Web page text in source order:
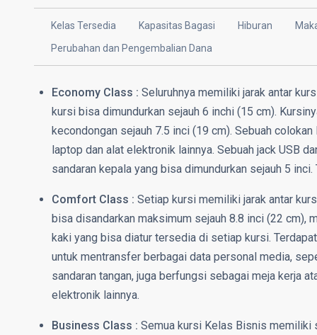
Kelas Tersedia Kapasitas Bagasi Hiburan
Perubahan dan Pengembalian Dana
Economy Class : Seluruhnya memiliki jarak antar
kursi bisa dimundurkan sejauh 6 inchi (15 cm).
kecondongan sejauh 7.5 inci (19 cm). Sebuah
laptop dan alat elektronik lainnya. Sebuah jack USB
sandaran kepala yang bisa dimundurkan sejauh 5
Comfort Class : Setiap kursi memiliki jarak antar
bisa disandarkan maksimum sejauh 8.8 inci (22 cm),
kaki yang bisa diatur tersedia di setiap kursi.
untuk mentransfer berbagai data personal media,
sandaran tangan, juga berfungsi sebagai meja kerja
elektronik lainnya.
Business Class : Semua kursi Kelas Bisnis memiliki